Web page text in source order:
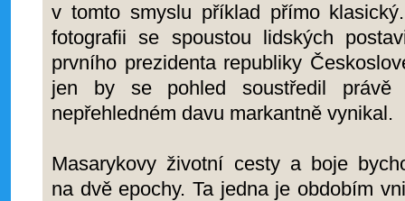
v tomto smyslu příklad přímo
fotografii se spoustou lidských
prvního prezidenta republiky
jen by se pohled soustředil
nepřehledném davu markantně vynikal.
Masarykovy životní cesty a boje
na dvě epochy. Ta jedna je obdobím